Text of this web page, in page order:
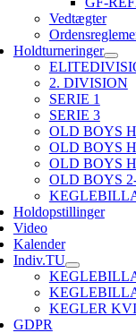
Vedtægter
Holdturneringer
2. DIVISION
SERIE 1
SERIE 3
OLD BOYS
OLD BOYS
OLD BOYS
OLD BOYS
Holdopstillinger
Video
Kalender
Indiv.TU
KEGLER
GDPR